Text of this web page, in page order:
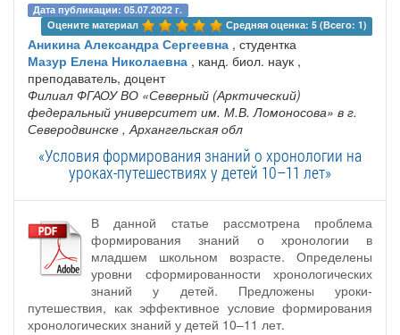
Дата публикации: 05.07.2022 г.
Оцените материал
Средняя оценка: 5 (Всего: 1)
Аникина Александра Сергеевна , студентка
Мазур Елена Николаевна , канд. биол. наук ,
преподаватель, доцент
Филиал ФГАОУ ВО «Северный (Арктический)
федеральный университет им. М.В. Ломоносова» в г.
Северодвинске , Архангельская обл
«Условия формирования знаний о хронологии на
уроках-путешествиях у детей 10–11 лет»
В данной статье рассмотрена проблема
формирования знаний о хронологии в
младшем школьном возрасте. Определены
уровни сформированности хронологических
знаний у детей. Предложены уроки-
путешествия, как эффективное условие формирования
хронологических знаний у детей 10–11 лет.